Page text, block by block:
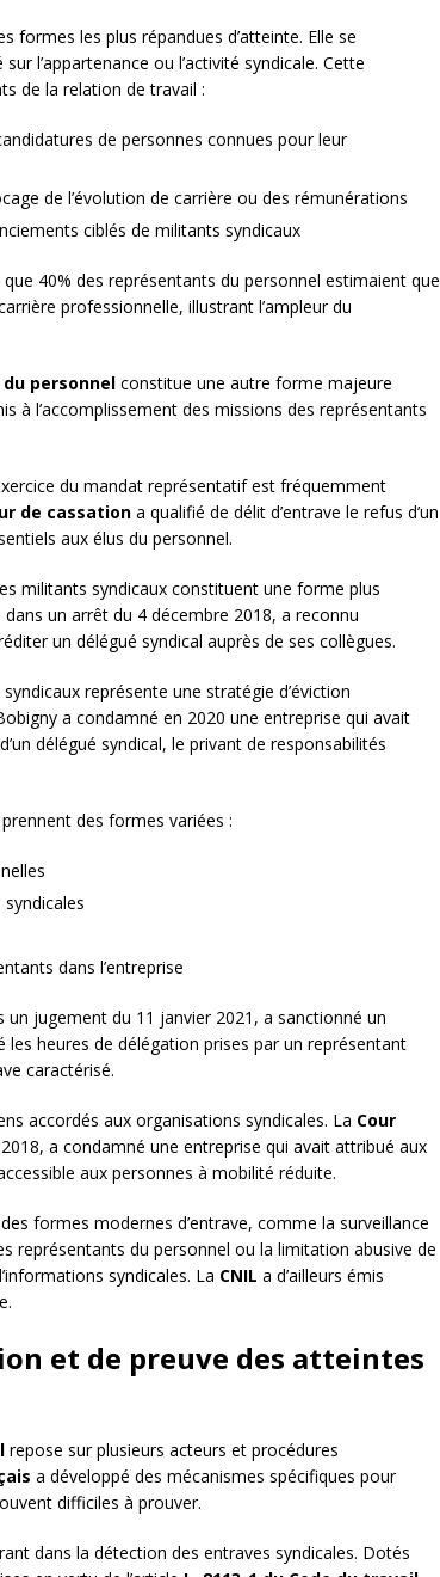
formes les plus répandues d’atteinte. Elle se
l’appartenance ou l’activité syndicale. Cette
de la relation de travail :
de personnes connues pour leur
de l’évolution de carrière ou des rémunérations
ciblés de militants syndicaux
40% des représentants du personnel estimaient que
professionnelle, illustrant l’ampleur du
personnel constitue une autre forme majeure
à l’accomplissement des missions des représentants
du mandat représentatif est fréquemment
de cassation a qualifié de délit d’entrave le refus d’un
aux élus du personnel.
militants syndicaux constituent une forme plus
dans un arrêt du 4 décembre 2018, a reconnu
un délégué syndical auprès de ses collègues.
représente une stratégie d’éviction
a condamné en 2020 une entreprise qui avait
délégué syndical, le privant de responsabilités
prennent des formes variées :
dans l’entreprise
un jugement du 11 janvier 2021, a sanctionné un
heures de délégation prises par un représentant
caractérisé.
accordés aux organisations syndicales. La Cour
a condamné une entreprise qui avait attribué aux
aux personnes à mobilité réduite.
formes modernes d’entrave, comme la surveillance
représentants du personnel ou la limitation abusive de
syndicales. La CNIL a d’ailleurs émis
et de preuve des atteintes
repose sur plusieurs acteurs et procédures
a développé des mécanismes spécifiques pour
difficiles à prouver.
dans la détection des entraves syndicales. Dotés